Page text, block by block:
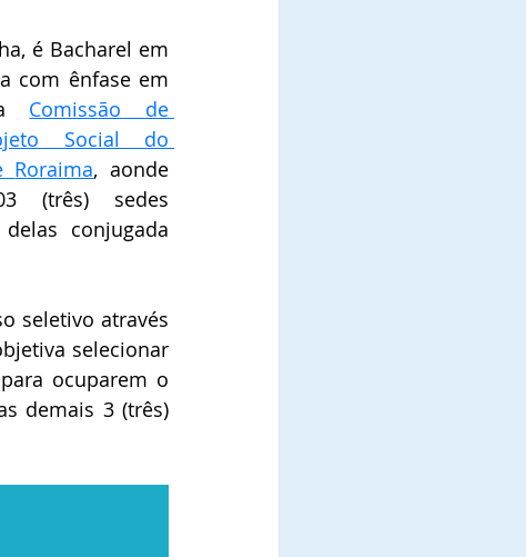
é Bacharel em
com ênfase em
Comissão de
Social do
Roraima, aonde
(três) sedes
conjugada
seletivo através
selecionar
ocuparem o
demais 3 (três)